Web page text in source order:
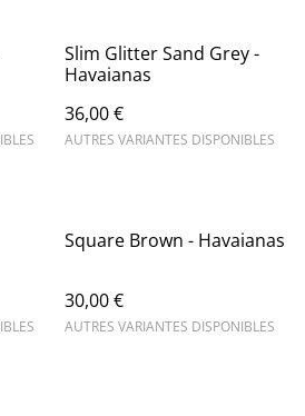
Slim Glitter Sand Grey -
Havaianas
36,00 €
AUTRES VARIANTES DISPONIBLES
Square Brown - Havaianas
30,00 €
AUTRES VARIANTES DISPONIBLES